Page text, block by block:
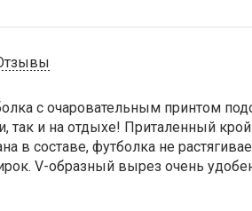
с очаровательным принтом
так и на отдыхе! Приталенный
в составе, футболка не
V-образный вырез очень